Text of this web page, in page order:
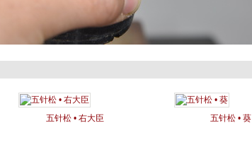
五针松 • 右大臣 五针松 • 葵